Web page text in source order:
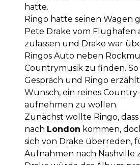
hatte.
Ringo hatte seinen Wagen
Pete Drake vom Flughafen
zulassen und Drake war
Ringos Auto neben
Countrymusik zu finden. So
Gespräch und Ringo
Wunsch, ein reines
aufnehmen zu wollen.
Zunächst wollte Ringo,
nach London kommen,
sich von Drake überreden,
Aufnahmen nach Nashville